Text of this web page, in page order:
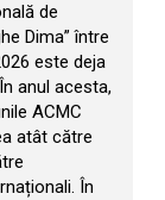
de
Dima” între
este deja
anul acesta,
ACMC
atât către
În